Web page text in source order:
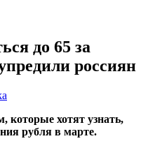
до 65 за
россиян
которые хотят узнать,
рубля в марте.